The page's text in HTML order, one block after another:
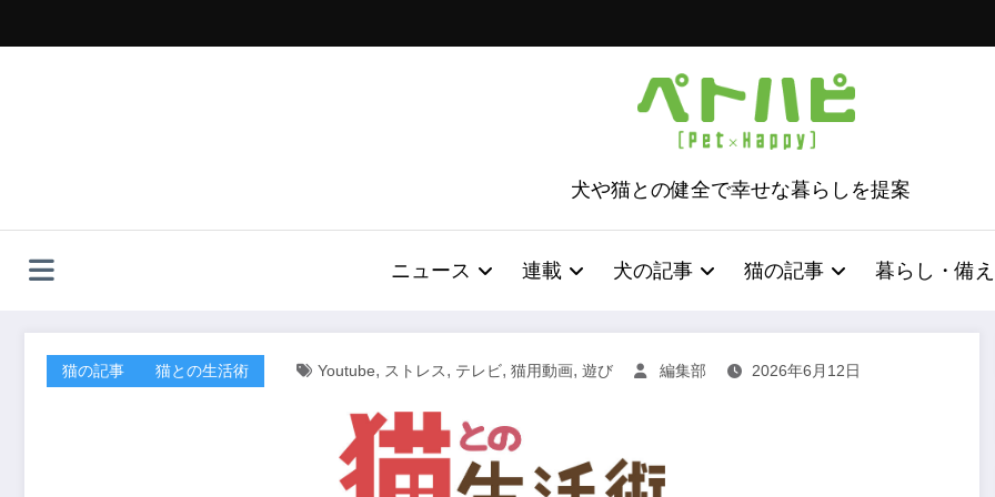
ッ
犬や猫との健全で幸せな暮らしを提案
ニュース 連載 犬の記事 猫の記事 暮らし・備え
猫の記事 猫との生活術 Youtube, ストレス, テレビ, 猫用動画, 遊び 編集部 2026年6月12日